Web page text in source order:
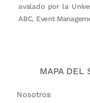
avalado por la
ABC, Event
MAPA DEL
Nosotros